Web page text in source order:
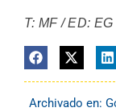
T: MF / ED: EG
Archivado en: